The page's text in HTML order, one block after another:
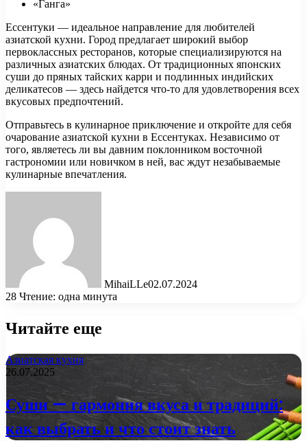
«Ганга»
Ессентуки — идеальное направление для любителей
азиатской кухни. Город предлагает широкий выбор
первоклассных ресторанов, которые специализируются на
различных азиатских блюдах. От традиционных японских
суши до пряных тайских карри и подлинных индийских
деликатесов — здесь найдется что-то для удовлетворения всех
вкусовых предпочтений.
Отправьтесь в кулинарное приключение и откройте для себя
очарование азиатской кухни в Ессентуках. Независимо от
того, являетесь ли вы давним поклонником восточной
гастрономии или новичком в ней, вас ждут незабываемые
кулинарные впечатления.
MihaiLLe02.07.2024
28 Чтение: одна минута
Читайте еще
Азиатская кухня
26.07.2025
Суши — гармония вкуса и традиций:
как выбрать и что стоит знать